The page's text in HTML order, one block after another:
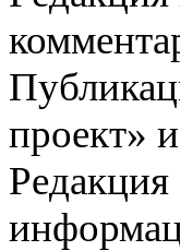
проект»
Редакция